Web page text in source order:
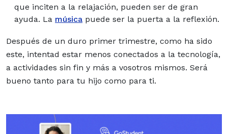
que inciten a la relajación, pueden ser de gran
ayuda. La música puede ser la puerta a la reflexión.
Después de un duro primer trimestre, como ha sido
este, intentad estar menos conectados a la tecnología,
a actividades sin fin y más a vosotros mismos. Será
bueno tanto para tu hijo como para ti.